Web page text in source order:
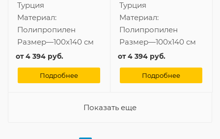
Турция
Материал:
Полипропилен
Размер—100x140 см
от4 394 руб.
Подробнее
Турция
Материал:
Полипропилен
Размер—100x140 см
от4 394 руб.
Подробнее
Показать еще